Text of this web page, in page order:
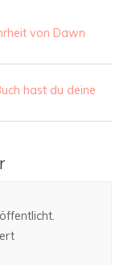
von Dawn
hast du deine